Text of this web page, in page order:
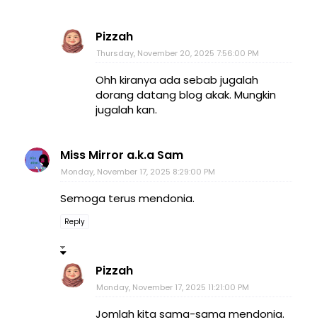
Pizzah
Thursday, November 20, 2025 7:56:00 PM
Ohh kiranya ada sebab jugalah
dorang datang blog akak. Mungkin
jugalah kan.
Miss Mirror a.k.a Sam
Monday, November 17, 2025 8:29:00 PM
Semoga terus mendonia.
Reply
Pizzah
Monday, November 17, 2025 11:21:00 PM
Jomlah kita sama-sama mendonia.